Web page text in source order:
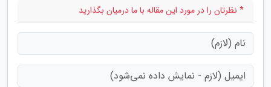
* نظرتان را در مورد این مقاله با ما درمیان بگذارید